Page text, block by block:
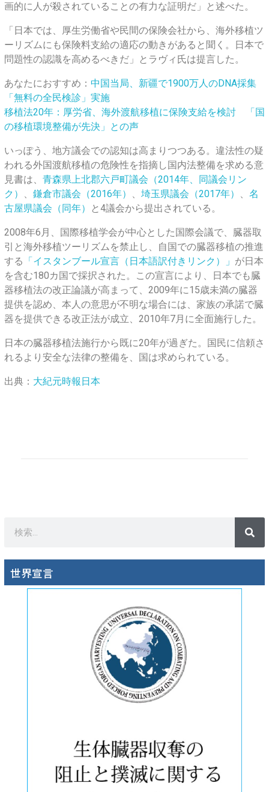
画的に人が殺されていることの有力な証明だ」と述べた。
「日本では、厚生労働省や民間の保険会社から、海外移植ツ
ーリズムにも保険料支給の適応の動きがあると聞く。日本で
問題性の認識を高めるべきだ」とラヴィ氏は提言した。
あなたにおすすめ： 中国当局、新疆で1900万人のDNA採集
「無料の全民検診」実施
移植法20年：厚労省、海外渡航移植に保険支給を検討 「国
の移植環境整備が先決」との声
いっぽう、地方議会での認知は高まりつつある。違法性の疑
われる外国渡航移植の危険性を指摘し国内法整備を求める意
見書は、 青森県上北郡六戸町議会（2014年、同議会リン
ク ） 、 鎌倉市議会（2016年） 、 埼玉県議会（2017年） 、 名
古屋県議会（同年）
と4議会から提出されている。
2008年6月、国際移植学会が中心とした国際会議で、臓器取
引と海外移植ツーリズムを禁止し、自国での臓器移植の推進
する 「イスタンブール宣言（日本語訳付きリンク）」 が日本
を含む180カ国で採択された。この宣言により、日本でも臓
器移植法の改正論議が高まって、2009年に15歳未満の臓器
提供を認め、本人の意思が不明な場合には、家族の承諾で臓
器を提供できる改正法が成立、2010年7月に全面施行した。
日本の臓器移植法施行から既に20年が過ぎた。国民に信頼さ
れるより安全な法律の整備を、国は求められている。
出典： 大紀元時報日本
世界宣言